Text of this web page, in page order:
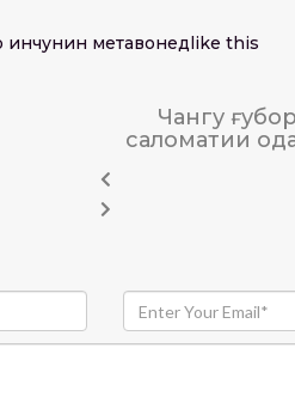
метавонед like this
Чангу
саломатии